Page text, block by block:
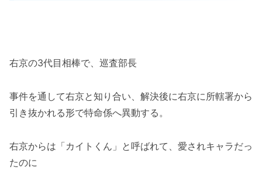
右京の3代目相棒で、巡査部長
事件を通して右京と知り合い、解決後に右京に所轄署から
引き抜かれる形で特命係へ異動する。
右京からは「カイトくん」と呼ばれて、愛されキャラだっ
たのに